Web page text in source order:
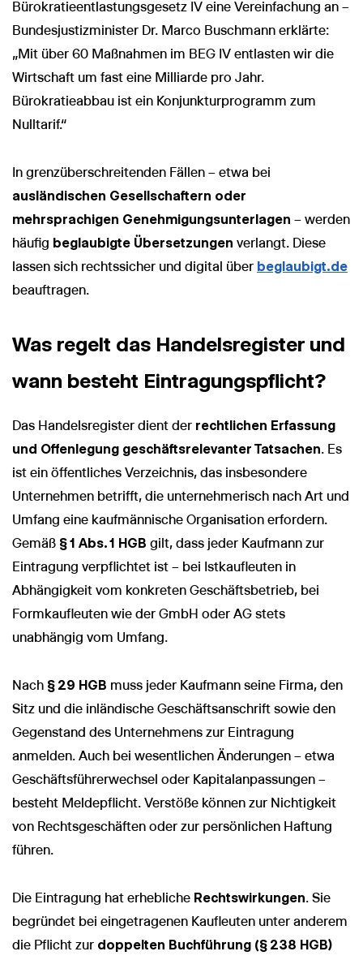
Bürokratieentlastungsgesetz IV eine Vereinfachung an –
Bundesjustizminister Dr. Marco Buschmann erklärte:
„Mit über 60 Maßnahmen im BEG IV entlasten wir die
Wirtschaft um fast eine Milliarde pro Jahr.
Bürokratieabbau ist ein Konjunkturprogramm zum
Nulltarif.“
In grenzüberschreitenden Fällen – etwa bei
ausländischen Gesellschaftern oder
mehrsprachigen Genehmigungsunterlagen – werden
häufig beglaubigte Übersetzungen verlangt. Diese
lassen sich rechtssicher und digital über beglaubigt.de
beauftragen.
Was regelt das Handelsregister und
wann besteht Eintragungspflicht?
Das Handelsregister dient der rechtlichen Erfassung
und Offenlegung geschäftsrelevanter Tatsachen. Es
ist ein öffentliches Verzeichnis, das insbesondere
Unternehmen betrifft, die unternehmerisch nach Art und
Umfang eine kaufmännische Organisation erfordern.
Gemäß § 1 Abs. 1 HGB gilt, dass jeder Kaufmann zur
Eintragung verpflichtet ist – bei Istkaufleuten in
Abhängigkeit vom konkreten Geschäftsbetrieb, bei
Formkaufleuten wie der GmbH oder AG stets
unabhängig vom Umfang.
Nach § 29 HGB muss jeder Kaufmann seine Firma, den
Sitz und die inländische Geschäftsanschrift sowie den
Gegenstand des Unternehmens zur Eintragung
anmelden. Auch bei wesentlichen Änderungen – etwa
Geschäftsführerwechsel oder Kapitalanpassungen –
besteht Meldepflicht. Verstöße können zur Nichtigkeit
von Rechtsgeschäften oder zur persönlichen Haftung
führen.
Die Eintragung hat erhebliche Rechtswirkungen. Sie
begründet bei eingetragenen Kaufleuten unter anderem
die Pflicht zur doppelten Buchführung (§ 238 HGB)